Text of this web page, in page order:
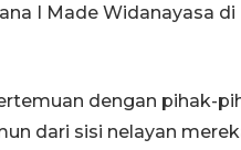
I Made Widanayasa di
dengan pihak-
dari sisi nelayan